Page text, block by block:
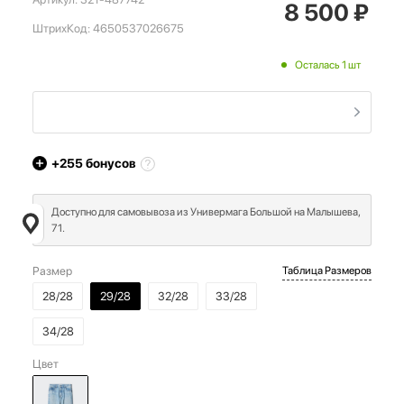
ШтрихКод: 4650537026675
8 500₽
Осталась 1 шт
+255бонусов
Доступно для самовывоза из Универмага Большой на Малышева,
71.
Размер
28/28
29/28 32/28 33/28
34/28
Таблица Размеров
Цвет